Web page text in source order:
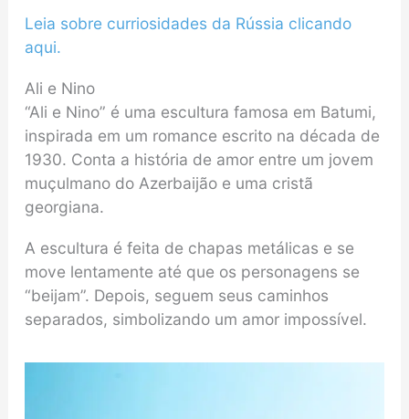
Leia sobre curriosidades da Rússia clicando
aqui.
Ali e Nino
“Ali e Nino” é uma escultura famosa em Batumi,
inspirada em um romance escrito na década de
1930. Conta a história de amor entre um jovem
muçulmano do Azerbaijão e uma cristã
georgiana.
A escultura é feita de chapas metálicas e se
move lentamente até que os personagens se
“beijam”. Depois, seguem seus caminhos
separados, simbolizando um amor impossível.